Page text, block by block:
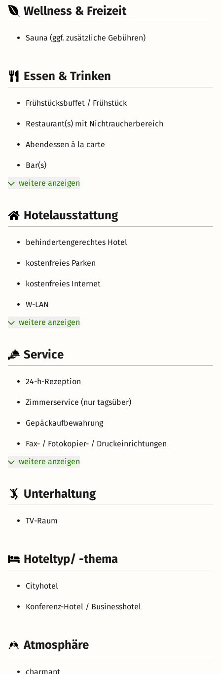
Wellness & Freizeit
Sauna (ggf. zusätzliche Gebühren)
Essen & Trinken
Frühstücksbuffet / Frühstück
Restaurant(s) mit Nichtraucherbereich
Abendessen à la carte
Bar(s)
weitere anzeigen
Hotelausstattung
behindertengerechtes Hotel
kostenfreies Parken
kostenfreies Internet
W-LAN
weitere anzeigen
Service
24-h-Rezeption
Zimmerservice (nur tagsüber)
Gepäckaufbewahrung
Fax- / Fotokopier- / Druckeinrichtungen
weitere anzeigen
Unterhaltung
TV-Raum
Hoteltyp/ -thema
Cityhotel
Konferenz-Hotel / Businesshotel
Atmosphäre
charmant